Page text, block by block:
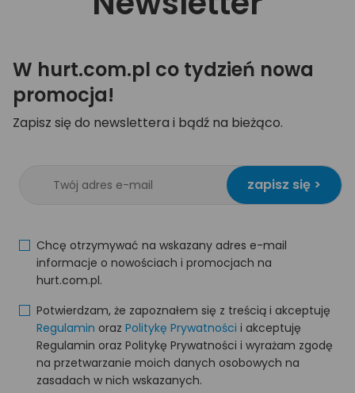
W hurt.com.pl co tydzień nowa
promocja!
Zapisz się do newslettera i bądź na bieżąco.
zapisz się >
Chcę otrzymywać na wskazany adres e-mail
informacje o nowościach i promocjach na
hurt.com.pl.
Potwierdzam, że zapoznałem się z treścią i akceptuję
Regulamin oraz Politykę Prywatności i akceptuję
Regulamin oraz Politykę Prywatności i wyrażam zgodę
na przetwarzanie moich danych osobowych na
zasadach w nich wskazanych.